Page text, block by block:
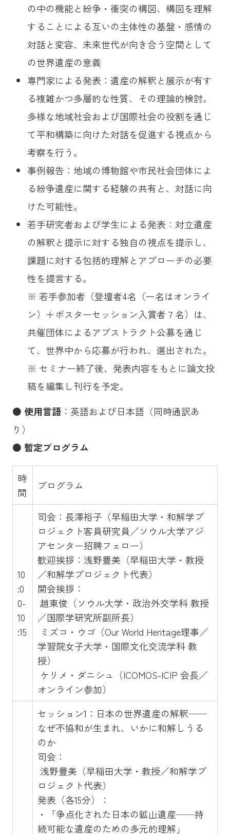
の中の機能と紛争・衝突の構図、構図を理解
することによる互いの主体性の基盤・感情の
対話と変容、未来世代が向き合う空間として
の世界遺産の意義
専門家による発表：遺産の解釈と展示が有す
る複雑かつ多層的な性質、その理論的検討。
多様な地域社会および国際社会の役割を通じ
て平和構築に向けた対話を促進する視点から
考察を行う。
事例報告：地域の博物館や市民社会団体によ
る紛争遺産に関する経験の共有と、対話に向
けた可能性。
若手研究者および学生による発表：対立遺産
の解釈と提示に対する独自の視点を提示し、
課題に対する包括的理解とアプローチの必要
性を提言する。
※ 若手参加者（登壇者4名（一名はオンライ
ン）＋ポスターセッション入賞者７名）は、
共催団体によるアブストラクト公募を通じ
て、世界中から応募が行われ、選出された。
※ セミナー終了後、発表内容をもとに論文投
稿を編集し刊行を予定。
● 使用言語：英語および日本語（同時通訳あ
り）
● 暫定プログラム
時
間
プログラム
10
:0
0-
10
:15
司会：長澤裕子（早稲田大学・和解学プ
ロジェクト客員研究員／ソウル大学アジ
アセンター招聘フェロー）
歓迎挨拶：浅野豊美（早稲田大学・教授
／和解学プロジェクト代表）
開会挨拶：
趙東俊（ソウル大学・政治外交学科 教授
／国際学研究所副所長）
ミズコ・ウゴ（Our World Heritage理事／
学習院女子大学・国際文化交流学科 教
授）
ケリメ・ダニシュ（ICOMOS-ICIP 会長／
オンライン参加）
セッション1：日本の世界遺産の解釈──
なぜ不協和が生まれ、いかに和解しうる
のか
司会：
浅野豊美（早稲田大学・教授／和解学プ
ロジェクト代表）
発表（各15分）：
・「争点化された日本の鉱山遺産──持
続可能な遺産のための多元的理解」